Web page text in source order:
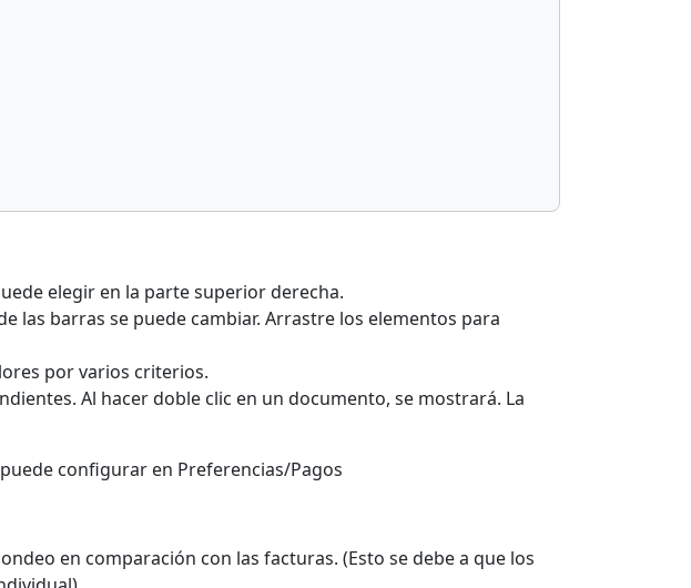
elegir en la parte superior derecha.
las barras se puede cambiar. Arrastre los elementos para
por varios criterios.
Al hacer doble clic en un documento, se mostrará. La
configurar en Preferencias/Pagos
en comparación con las facturas. (Esto se debe a que los